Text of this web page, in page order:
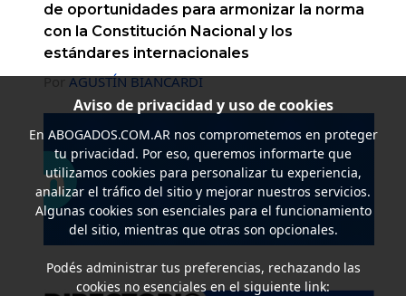
de oportunidades para armonizar la norma
con la Constitución Nacional y los
estándares internacionales
PorAGUSTÍN BIANCARDI
Aviso de privacidad y uso de cookies
En ABOGADOS.COM.ARnos comprometemos en proteger
tu privacidad. Por eso, queremos informarte que
utilizamos cookies para personalizar tu experiencia,
analizar el tráfico del sitio y mejorar nuestros servicios.
Algunas cookies son esenciales para el funcionamiento
del sitio, mientras que otras son opcionales.
Podés administrar tus preferencias, rechazando las
cookies no esenciales en el siguiente link: